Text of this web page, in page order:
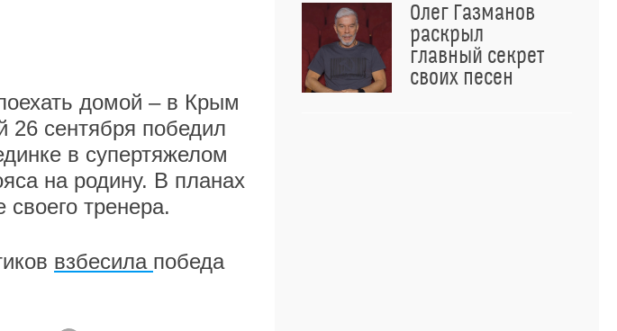
домой – в Крым
сентября победил
в супертяжелом
на родину. В планах
тренера.
взбесила победа
Олег Газманов
раскрыл
главный секрет
своих песен